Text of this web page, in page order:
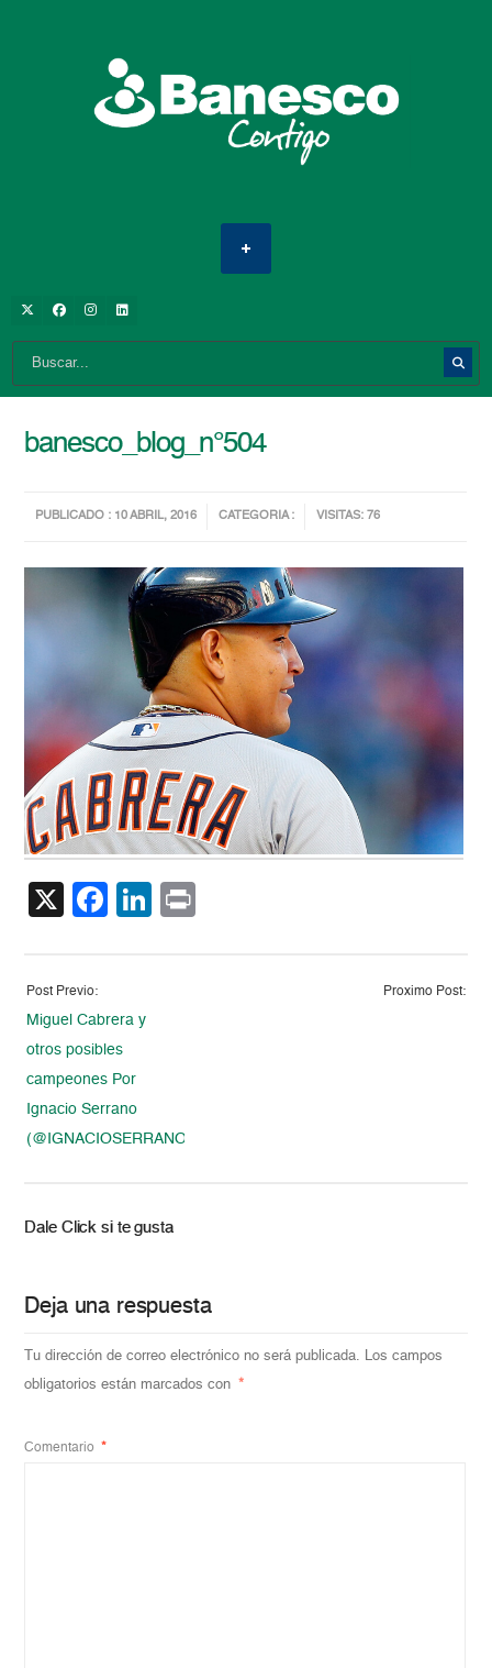
banesco_blog_n°504
PUBLICADO : 10 ABRIL, 2016 CATEGORIA : VISITAS: 76
X Facebook
LinkedIn
Post Previo:
Miguel Cabrera y
otros posibles
campeones Por
Ignacio Serrano
(@IGNACIOSERRANO)
Proximo Post:
Dale Click si te gusta
Deja una respuesta
Tu dirección de correo electrónico no será publicada. Los campos
obligatorios están marcados con *
Comentario *